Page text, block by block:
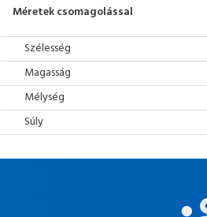
Méretek csomagolással
Szélesség
Magasság
Mélység
Súly